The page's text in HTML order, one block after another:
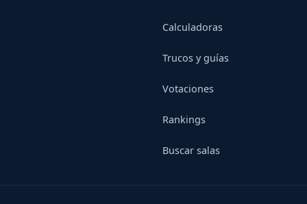
Calculadoras
Trucos y guías
Votaciones
Rankings
Buscar salas